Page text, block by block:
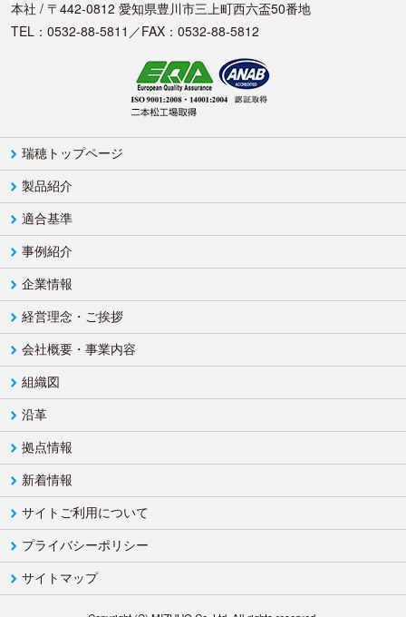
本社 / 〒442-0812 愛知県豊川市三上町西六盃50番地
TEL：0532-88-5811／FAX：0532-88-5812
瑞穂トップページ
製品紹介
適合基準
事例紹介
企業情報
経営理念・ご挨拶
会社概要・事業内容
組織図
沿革
拠点情報
新着情報
サイトご利用について
プライバシーポリシー
サイトマップ